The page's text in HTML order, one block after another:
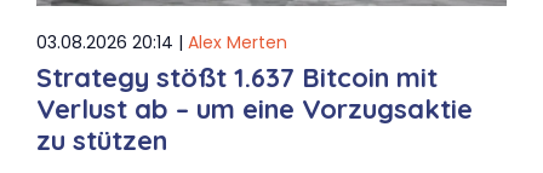
03.08.2026 20:14 | Alex Merten
Strategy stößt 1.637 Bitcoin mit
Verlust ab – um eine Vorzugsaktie
zu stützen